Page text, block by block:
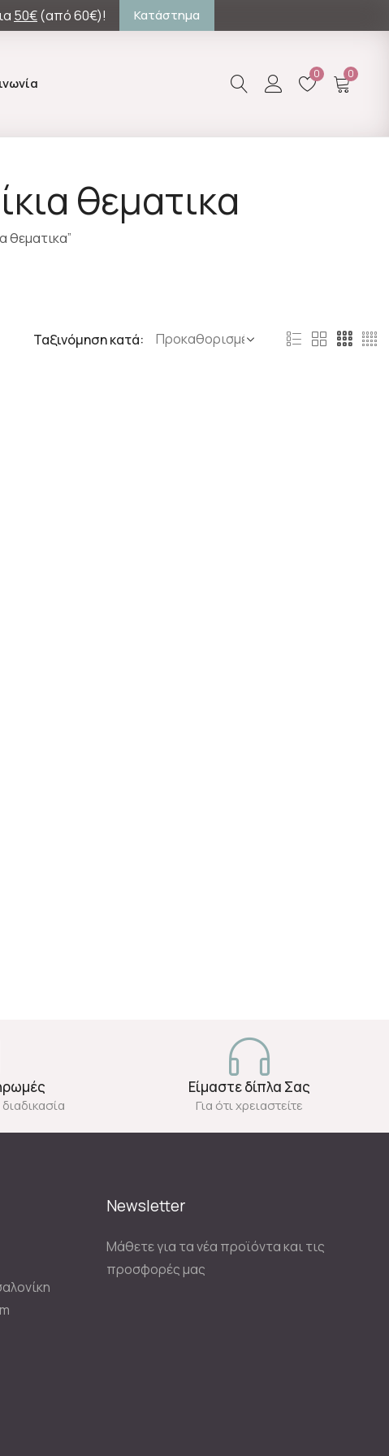
50€(από 60€)! Κατάστημα
0 0
θεματικα
θεματικα”
Ταξινόμηση κατά:
Είμαστε δίπλα Σας
Για ότι χρειαστείτε
Newsletter
Μάθετε για τα νέα προϊόντα και τις
προσφορές μας